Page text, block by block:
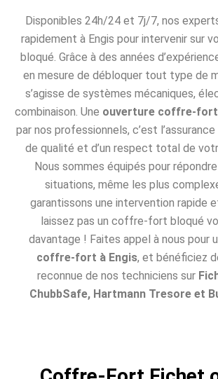
Disponibles 24h/24 et 7j/7, nos
rapidement à Engis pour intervenir sur
bloqué. Grâce à des années
en mesure de débloquer tout type de
s’agisse de systèmes mécaniques,
combinaison. Une ouverture coffre-fort
par nos professionnels, c’est
de qualité et d’un respect total de
Nous sommes équipés pour
situations, même les plus
garantissons une intervention rapide
laissez pas un coffre-fort bloqué
davantage ! Faites appel à nous pour
coffre-fort à Engis, et bénéficiez
reconnue de nos techniciens sur
ChubbSafe, Hartmann Tresore et